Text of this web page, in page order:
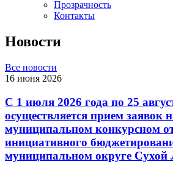
Прозрачность
Контакты
Новости
Все новости
16 июня 2026
С 1 июля 2026 года по 25
осуществляется прием заявок
муниципальном конкурсном
инициативного
муниципальном округе Сухой